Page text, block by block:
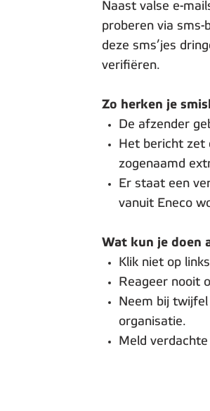
Naast valse e-
proberen via
deze sms’jes
verifiëren.
Zo herken je
De afzender
Het bericht zet
zogenaamd
Er staat een
vanuit Eneco
Wat kun je doen
Klik niet op
Reageer nooit
Neem bij
organisatie.
Meld